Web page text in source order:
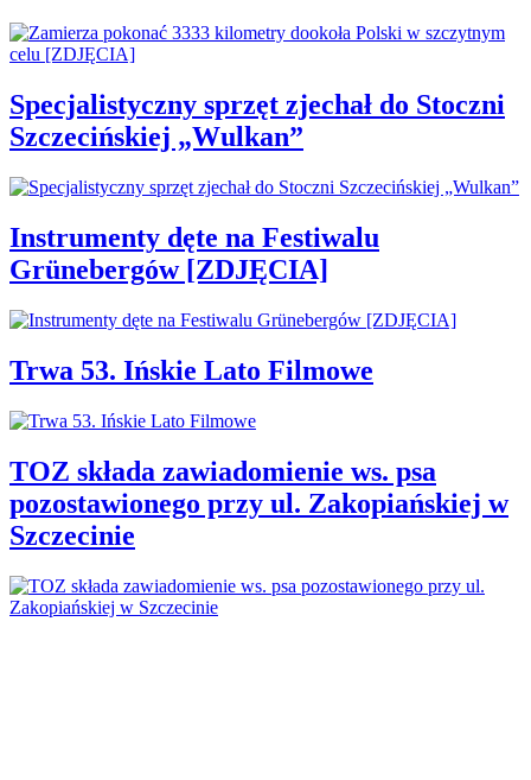
Specjalistyczny sprzęt zjechał do Stoczni
Szczecińskiej „Wulkan”
Instrumenty dęte na Festiwalu
Grünebergów [ZDJĘCIA]
Trwa 53. Ińskie Lato Filmowe
TOZ składa zawiadomienie ws. psa
pozostawionego przy ul. Zakopiańskiej w
Szczecinie